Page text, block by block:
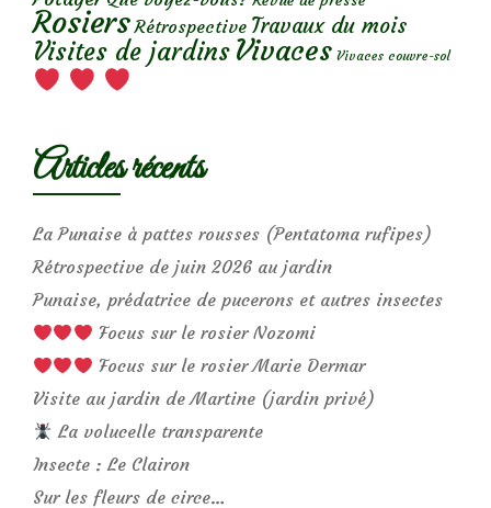
Rosiers Rétrospective Travaux du mois
Visites de jardins Vivaces Vivaces couvre-sol
Articles récents
La Punaise à pattes rousses (Pentatoma rufipes)
Rétrospective de juin 2026 au jardin
Punaise, prédatrice de pucerons et autres insectes
Focus sur le rosier Nozomi
Focus sur le rosier Marie Dermar
Visite au jardin de Martine (jardin privé)
La volucelle transparente
Insecte : Le Clairon
Sur les fleurs de circe…